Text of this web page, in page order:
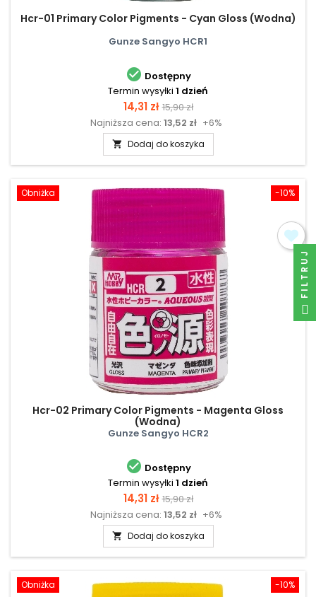
Hcr-01 Primary Color Pigments - Cyan Gloss (Wodna)
Gunze Sangyo HCR1
 Dostępny
Termin wysyłki 1 dzień
Cena
14,31 zł Cena
podstawowa
15,90 zł
Najniższa cena: 13,52 zł +6%
 Dodaj do koszyka
-10%
Obniżka
Hcr-02 Primary Color Pigments - Magenta Gloss
(Wodna)
Gunze Sangyo HCR2
 Dostępny
Termin wysyłki 1 dzień
Cena
14,31 zł Cena
podstawowa
15,90 zł
Najniższa cena: 13,52 zł +6%
 Dodaj do koszyka
-10%
Obniżka
FILTRUJ